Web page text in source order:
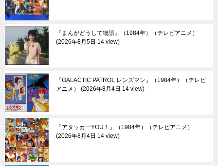
『まんがどうして物語』（1984年）（テレビアニメ）
2026年8月5日 14 view
『GALACTIC PATROL レンズマン』（1984年）（テレビ
アニメ）
2026年8月4日 14 view
『アタッカーYOU！』（1984年）（テレビアニメ）
2026年8月4日 14 view